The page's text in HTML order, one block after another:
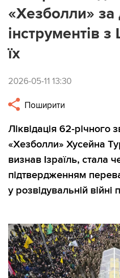
«Хезболли»
інструментів
їх
2026-05-11 13:30
Поширити
Ліквідація 62-річного
«Хезболли» Хусейна
визнав Ізраїль, стала
підтвердженням
у розвідувальній